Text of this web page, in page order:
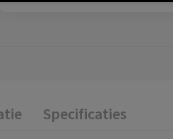
Specificaties